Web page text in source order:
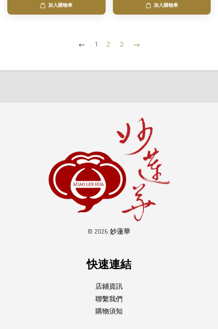
加入購物車 加入購物車
← 1 2 3 →
© 2026 妙蓮華
快速連結
店鋪資訊
聯繫我們
購物須知